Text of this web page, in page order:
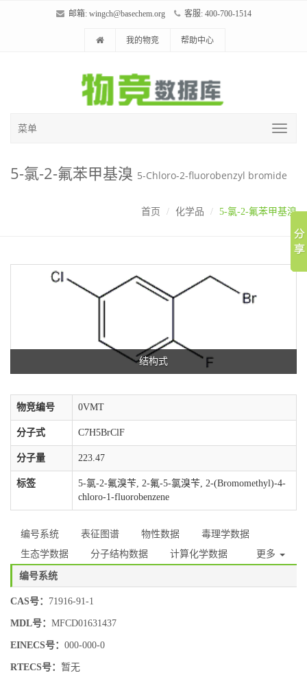
邮箱: wingch@basechem.org 客服: 400-700-1514
我的物竞 帮助中心
菜单
5-氯-2-氟苯甲基溴 5-Chloro-2-fluorobenzyl bromide
首页 化学品 5-氯-2-氟苯甲基溴
结构式
物竞编号 0VMT
分子式 C7H5BrClF
分子量 223.47
标签
5-氯-2-氟溴苄, 2-氟-5-氯溴苄, 2-(Bromomethyl)-4-
chloro-1-fluorobenzene
编号系统 表征图谱 物性数据
毒理学数据
生态学数据
分子结构数据 计算化学数据 更多
编号系统
CAS号： 71916-91-1
MDL号： MFCD01631437
EINECS号： 000-000-0
RTECS号： 暂无